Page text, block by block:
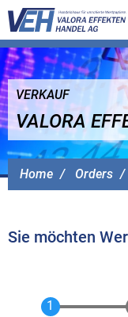
Home Orders
VERKAUF
VALORA
Sie möchten